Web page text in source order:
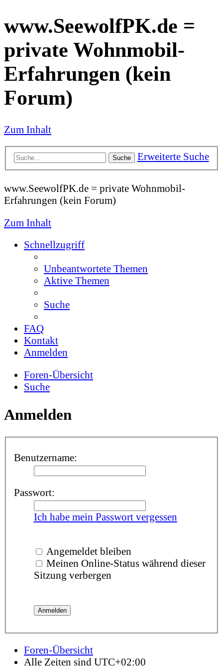
www.SeewolfPK.de =
private Wohnmobil-
Erfahrungen (kein
Forum)
Zum Inhalt
Suche Erweiterte Suche
www.SeewolfPK.de = private Wohnmobil-
Erfahrungen (kein Forum)
Zum Inhalt
Schnellzugriff
Unbeantwortete Themen
Aktive Themen
Suche
FAQ
Kontakt
Anmelden
Foren-Übersicht
Suche
Anmelden
Benutzername:
Passwort:
Ich habe mein Passwort vergessen
Angemeldet bleiben
Meinen Online-Status während dieser
Sitzung verbergen
Foren-Übersicht
Alle Zeiten sind UTC+02:00